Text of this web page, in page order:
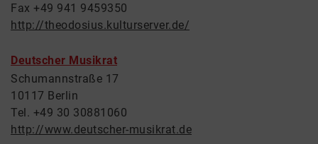
Fax +49 941 9459350
http://theodosius.kulturserver.de/
Deutscher Musikrat
Schumannstraße 17
10117 Berlin
Tel. +49 30 30881060
http://www.deutscher-musikrat.de